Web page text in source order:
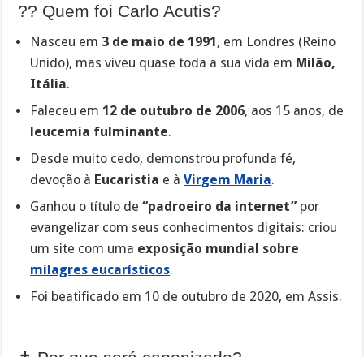
?? Quem foi Carlo Acutis?
Nasceu em 3 de maio de 1991, em Londres (Reino
Unido), mas viveu quase toda a sua vida em Milão,
Itália.
Faleceu em12 de outubro de 2006, aos 15 anos, de
leucemia fulminante.
Desde muito cedo, demonstrou profunda fé,
devoção à Eucaristia e àVirgem Maria.
Ganhou o título de“padroeiro da internet” por
evangelizar com seus conhecimentos digitais: criou
um site com uma exposição mundial sobre
milagres eucarísticos.
Foi beatificado em 10 de outubro de 2020, em Assis.